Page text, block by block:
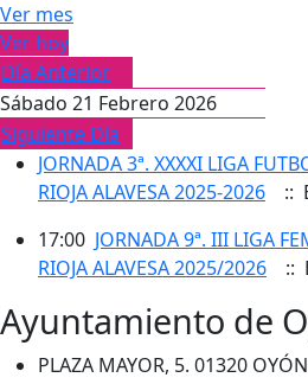
Ver mes
Ver hoy
Día Anterior
Sábado 21 Febrero 2026
Siguiente Día
JORNADA 3ª. XXXXI LIGA
RIOJA ALAVESA 2025-2026
::
17:00 JORNADA 9ª. III LIGA
RIOJA ALAVESA 2025/2026
::
Ayuntamiento de
PLAZA MAYOR, 5. 01320